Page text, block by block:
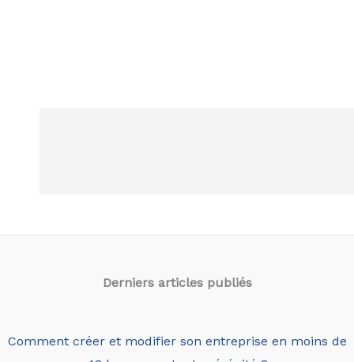
Derniers articles publiés
Comment créer et modifier son entreprise en moins de